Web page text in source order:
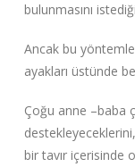
bulunmasını
Ancak bu
ayakları üstünde
Çoğu anne –baba
bir tavır içerisinde